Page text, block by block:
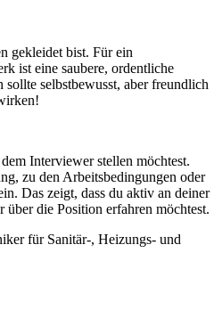
gekleidet bist. Für ein
ist eine saubere, ordentliche
selbstbewusst, aber freundlich
Interviewer stellen möchtest.
zu den Arbeitsbedingungen oder
Das zeigt, dass du aktiv an deiner
über die Position erfahren möchtest.
für Sanitär-, Heizungs- und